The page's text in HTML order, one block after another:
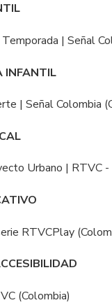
| Señal
INFANTIL
| Señal Colombia
Urbano | RTVC
RTVCPlay
(Colombia)